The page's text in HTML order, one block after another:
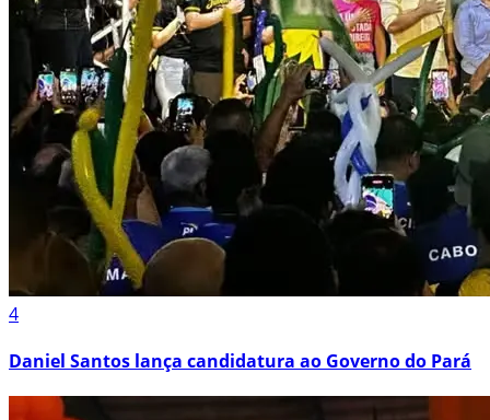
4
Daniel Santos lança candidatura ao Governo do Pará